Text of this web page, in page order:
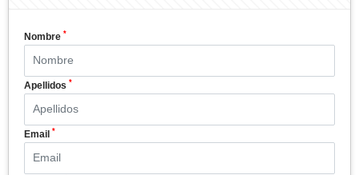
Nombre *
Apellidos *
Email *